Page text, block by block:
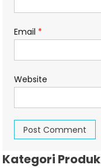
Email *
Website
Kategori Produk